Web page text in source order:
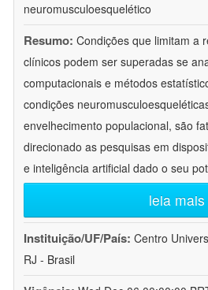
neuromusculoesquelético
Resumo: Condições que limitam a
clínicos podem ser superadas se
computacionais e métodos
condições
envelhecimento populacional, são
direcionado as pesquisas em
e inteligência artificial dado o seu
leia mais
Instituição/UF/País: Centro
RJ - Brasil